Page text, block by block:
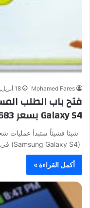
Mohamed Fares 18 أبريل,2013
Galaxy S4 بسعر 683 دولار أمريكي
(Samsung Galaxy S4) في الأسواق حول العالم إذ أعلنت…
أكمل القراءة »